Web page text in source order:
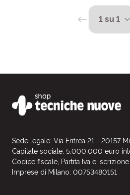
Sede legale: Via Eritrea 21 - 20157
Capitale sociale: 5.000.000 euro
Codice fiscale, Partita Iva e
Imprese di Milano: 00753480151